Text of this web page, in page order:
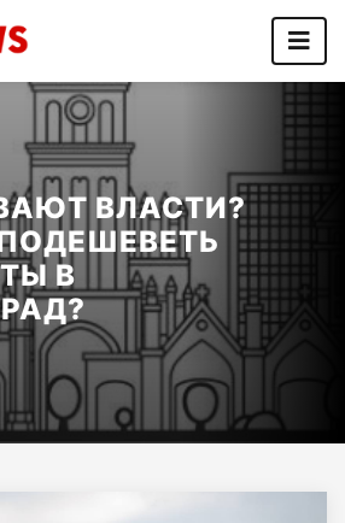
ВЛАСТИ?
В